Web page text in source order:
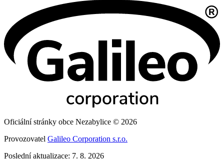
Oficiální stránky obce Nezabylice © 2026
Provozovatel Galileo Corporation s.r.o.
Poslední aktualizace: 7. 8. 2026